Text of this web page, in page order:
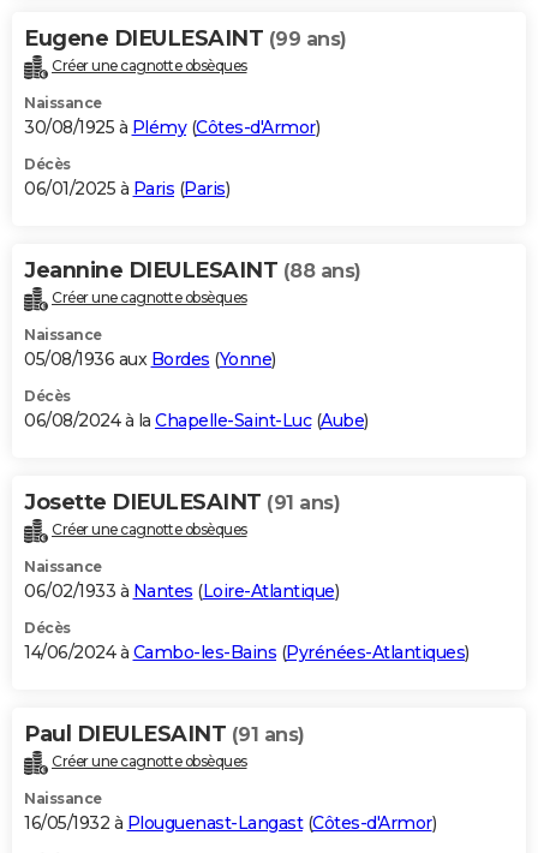
Eugene DIEULESAINT (99 ans)
Créer une cagnotte obsèques
Naissance
30/08/1925 à Plémy(Côtes-d'Armor)
Décès
06/01/2025 à Paris (Paris)
Jeannine DIEULESAINT (88 ans)
Créer une cagnotte obsèques
Naissance
05/08/1936 aux Bordes (Yonne)
Décès
06/08/2024 à la Chapelle-Saint-Luc(Aube)
Josette DIEULESAINT (91 ans)
Créer une cagnotte obsèques
Naissance
06/02/1933 à Nantes (Loire-Atlantique)
Décès
14/06/2024 à Cambo-les-Bains (Pyrénées-Atlantiques)
Paul DIEULESAINT (91 ans)
Créer une cagnotte obsèques
Naissance
16/05/1932 à Plouguenast-Langast(Côtes-d'Armor)